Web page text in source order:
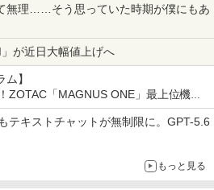
無理……そう思っていた時期が僕にもあ
が近日大幅値上げへ
】
ZOTAC「MAGNUS ONE」最上位機の
テキストチャットが無制限に。GPT-5.6
もっと見る